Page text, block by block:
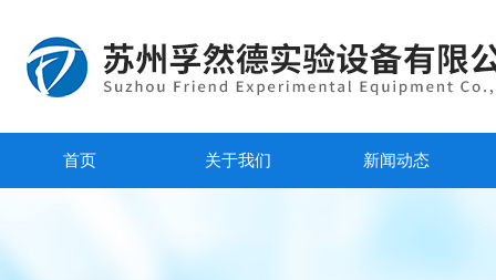
首页 关于我们 新闻动态